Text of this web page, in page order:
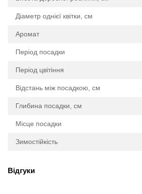
Діаметр однієї квітки, см
Аромат
Період посадки
Період цвітіння
Відстань між посадкою, см
Глибина посадки, см
Місце посадки
Зимостійкість
Відгуки